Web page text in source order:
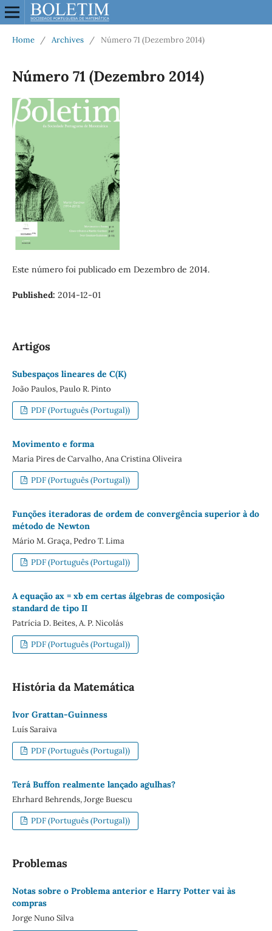
Home / Archives / Número 71 (Dezembro 2014)
Número 71 (Dezembro 2014)
Este número foi publicado em Dezembro de 2014.
Published: 2014-12-01
Artigos
Subespaços lineares de C(K)
João Paulos, Paulo R. Pinto
PDF (Português (Portugal))
Movimento e forma
Maria Pires de Carvalho, Ana Cristina Oliveira
PDF (Português (Portugal))
Funções iteradoras de ordem de convergência superior à do
método de Newton
Mário M. Graça, Pedro T. Lima
PDF (Português (Portugal))
A equação ax = xb em certas álgebras de composição
standard de tipo II
Patrícia D. Beites, A. P. Nicolás
PDF (Português (Portugal))
História da Matemática
Ivor Grattan-Guinness
Luís Saraiva
PDF (Português (Portugal))
Terá Buffon realmente lançado agulhas?
Ehrhard Behrends, Jorge Buescu
PDF (Português (Portugal))
Problemas
Notas sobre o Problema anterior e Harry Potter vai às
compras
Jorge Nuno Silva